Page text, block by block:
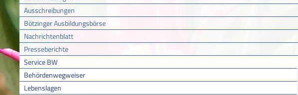
Ausschreibungen
Bötzinger Ausbildungsbörse
Nachrichtenblatt
Presseberichte
Service BW
Behördenwegweiser
Lebenslagen